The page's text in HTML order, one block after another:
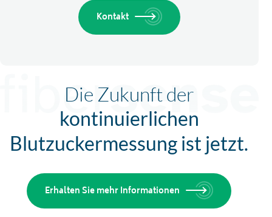
Kontakt
Die Zukunft der
kontinuierlichen
Blutzuckermessung ist jetzt.
Erhalten Sie mehr Informationen